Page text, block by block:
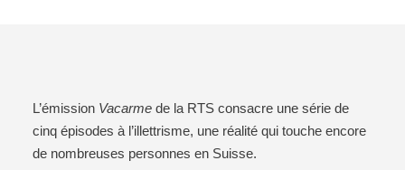
L’émission Vacarme de la RTS consacre une série de
cinq épisodes à l’illettrisme, une réalité qui touche encore
de nombreuses personnes en Suisse.